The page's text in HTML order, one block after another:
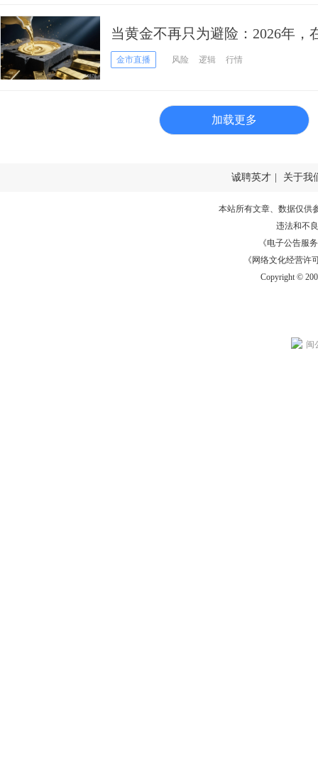
当黄金不再只为避险：2026年
寻找新的价格锚点
金市直播 风险 逻辑 行情
加载更多
诚聘英才 关于我
本站所有文章、数据仅供
违法和不
《电子公告服务
《网络文化经营许
Copyright ©
闽